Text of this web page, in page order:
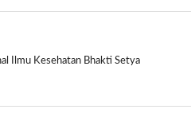
Ilmu Kesehatan Bhakti Setya